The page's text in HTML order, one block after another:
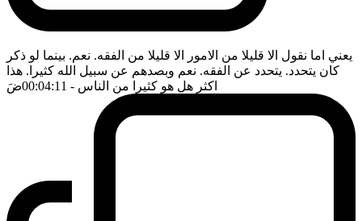
يعني اما نقول الا قليلا من الامور الا قليلا من الفقه. نعم. بينما لو ذكر
كان يتحدد. يتحدد عن الفقه. نعم وبصدهم عن سبيل الله كثيرا. هذا
اكثر هل هو كثيرا من الناس - 00:04:11 ضَ